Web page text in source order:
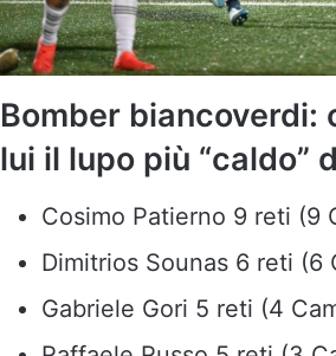
Bomber biancoverdi:
lui il lupo più “caldo”
Cosimo Patierno 9 reti (9
Dimitrios Sounas 6 reti (6
Gabriele Gori 5 reti (4